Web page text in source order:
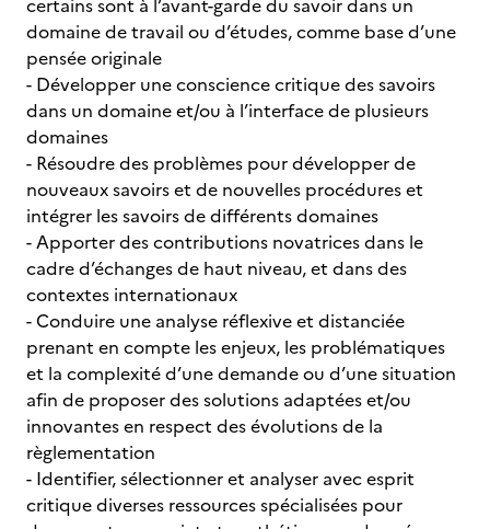
certains sont à l’avant-garde du savoir dans un
domaine de travail ou d’études, comme base d’une
pensée originale
- Développer une conscience critique des savoirs
dans un domaine et/ou à l’interface de plusieurs
domaines
- Résoudre des problèmes pour développer de
nouveaux savoirs et de nouvelles procédures et
intégrer les savoirs de différents domaines
- Apporter des contributions novatrices dans le
cadre d’échanges de haut niveau, et dans des
contextes internationaux
- Conduire une analyse réflexive et distanciée
prenant en compte les enjeux, les problématiques
et la complexité d’une demande ou d’une situation
afin de proposer des solutions adaptées et/ou
innovantes en respect des évolutions de la
règlementation
- Identifier, sélectionner et analyser avec esprit
critique diverses ressources spécialisées pour